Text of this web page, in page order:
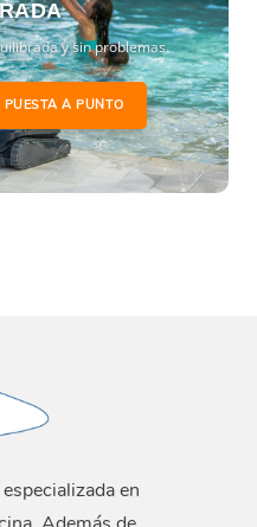
y sin problemas.
A PUNTO
en